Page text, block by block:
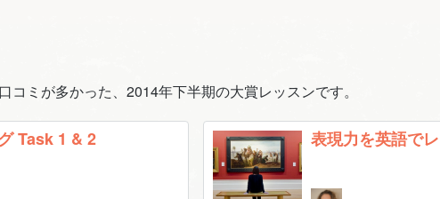
コミが多かった、2014年下半期の大賞レッスンです。
Task 1 & 2 表現力を英語で